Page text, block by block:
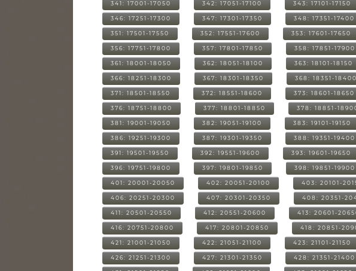
341: 17001-17050 342: 17051-17100 343: 17101-17150
346: 17251-17300 347: 17301-17350 348: 17351-17400
351: 17501-17550 352: 17551-17600 353: 17601-17650
356: 17751-17800 357: 17801-17850 358: 17851-17900
361: 18001-18050 362: 18051-18100 363: 18101-18150
366: 18251-18300 367: 18301-18350 368: 18351-18400
371: 18501-18550 372: 18551-18600 373: 18601-18650
376: 18751-18800 377: 18801-18850 378: 18851-
381: 19001-19050 382: 19051-19100 383: 19101-19150
386: 19251-19300 387: 19301-19350 388: 19351-19400
391: 19501-19550 392: 19551-19600 393: 19601-19650
396: 19751-19800 397: 19801-19850 398: 19851-19900
401: 20001-20050 402: 20051-20100 403: 20101-
406: 20251-20300 407: 20301-20350 408: 20351-
411: 20501-20550 412: 20551-20600 413: 20601-
416: 20751-20800 417: 20801-20850 418: 20851-
421: 21001-21050 422: 21051-21100 423: 21101-21150
426: 21251-21300 427: 21301-21350 428: 21351-21400